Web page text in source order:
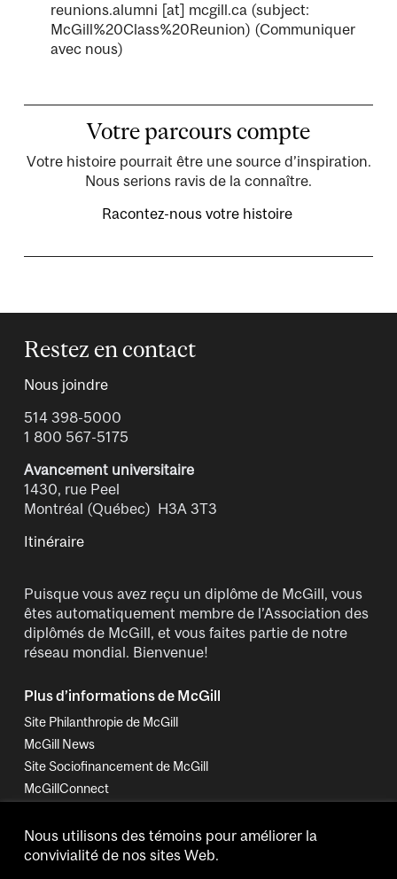
reunions.alumni [at] mcgill.ca (subject:
McGill%20Class%20Reunion) (Communiquer
avec nous)
Votre parcours compte
Votre histoire pourrait être une source d’inspiration.
Nous serions ravis de la connaître.
Racontez-nous votre histoire
Restez en contact
Nous joindre
514 398-5000
1 800 567-5175
Avancement universitaire
1430, rue Peel
Montréal (Québec) H3A 3T3
Itinéraire
Puisque vous avez reçu un diplôme de McGill, vous
êtes automatiquement membre de l’Association des
diplômés de McGill, et vous faites partie de notre
réseau mondial. Bienvenue!
Plus d’informations de McGill
Site Philanthropie de McGill
McGill News
Site Sociofinancement de McGill
McGillConnect
Nous utilisons des témoins pour améliorer la
convivialité de nos sites Web.